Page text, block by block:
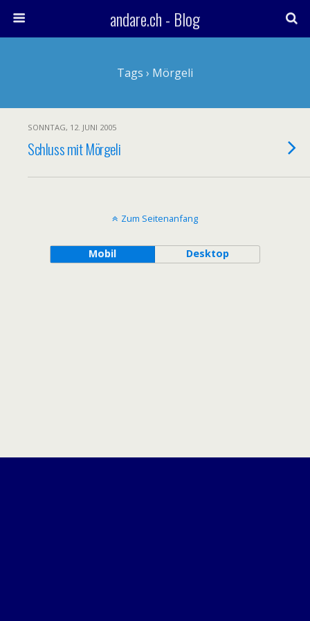
andare.ch - Blog
Tags › Mörgeli
SONNTAG, 12. JUNI 2005
Schluss mit Mörgeli
Zum Seitenanfang
Mobil Desktop